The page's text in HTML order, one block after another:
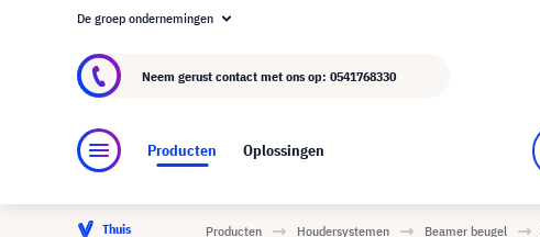
Over visunext.nl
De groep ondernemingen
Neem gerust contact met ons op: 0541768330
Producten Oplossingen
Thuis Producten Houdersystemen Beamer beugel